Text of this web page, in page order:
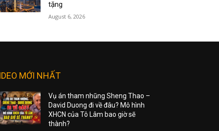
tặng
August 6, 2026
MỚI NHẤT
Vụ án tham nhũng Sheng Thao –
David Duong đi về đâu? Mô hình
XHCN của Tô Lâm bao giờ sẽ
thành?